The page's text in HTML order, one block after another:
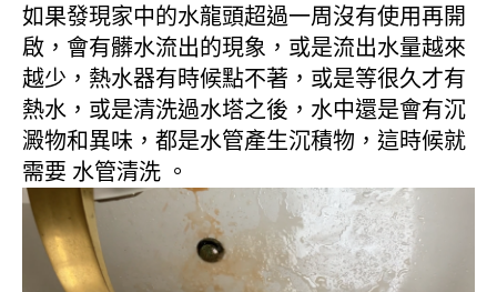
如果發現家中的水龍頭超過一周沒有使用再開
啟，會有髒水流出的現象，或是流出水量越來
越少，熱水器有時候點不著，或是等很久才有
熱水，或是清洗過水塔之後，水中還是會有沉
澱物和異味，都是水管產生沉積物，這時候就
需要 水管清洗 。